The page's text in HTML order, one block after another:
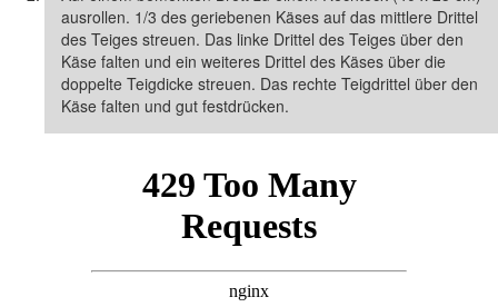
ausrollen. 1/3 des geriebenen Käses auf das mittlere Drittel
des Teiges streuen. Das linke Drittel des Teiges über den
Käse falten und ein weiteres Drittel des Käses über die
doppelte Teigdicke streuen. Das rechte Teigdrittel über den
Käse falten und gut festdrücken.